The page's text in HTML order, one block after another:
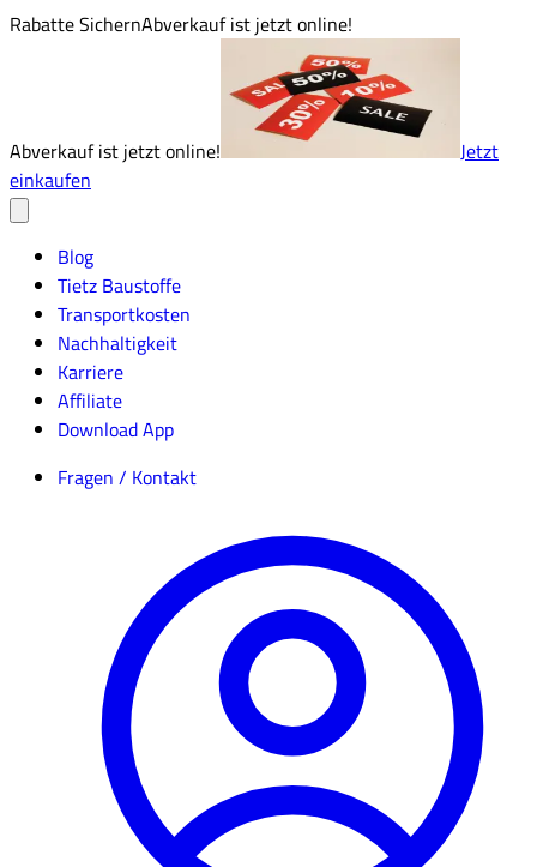
Rabatte SichernAbverkauf ist jetzt online!
Abverkauf ist jetzt online!
Jetzt
einkaufen
Blog
Tietz Baustoffe
Transportkosten
Nachhaltigkeit
Karriere
Affiliate
Download App
Fragen / Kontakt